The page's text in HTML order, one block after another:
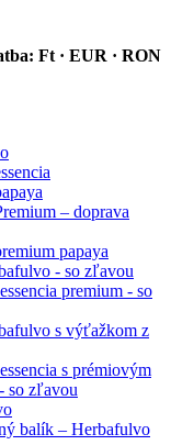
Ft · EUR · RON
– doprava
papaya
- so zľavou
premium - so
s výťažkom z
s prémiovým
so zľavou
balík – Herbafulvo